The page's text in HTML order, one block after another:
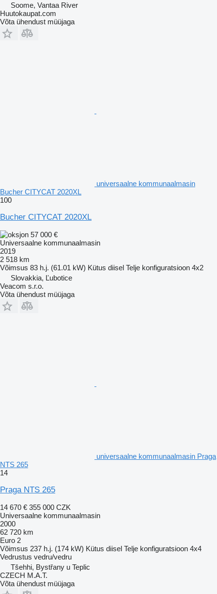
Soome, Vantaa River
Huutokaupat.com
Võta ühendust müüjaga
universaalne kommunaalmasin
Bucher CITYCAT 2020XL
100
Bucher CITYCAT 2020XL
57 000 €
Universaalne kommunaalmasin
2019
2 518 km
Võimsus 83 h.j. (61.01 kW) Kütus diisel Telje konfiguratsioon 4x2
Slovakkia, Ľubotice
Veacom s.r.o.
Võta ühendust müüjaga
universaalne kommunaalmasin Praga
NTS 265
14
Praga NTS 265
14 670 € 355 000 CZK
Universaalne kommunaalmasin
2000
62 720 km
Euro 2
Võimsus 237 h.j. (174 kW) Kütus diisel Telje konfiguratsioon 4x4
Vedrustus vedru/vedru
Tšehhi, Bystřany u Teplic
CZECH M.A.T.
Võta ühendust müüjaga